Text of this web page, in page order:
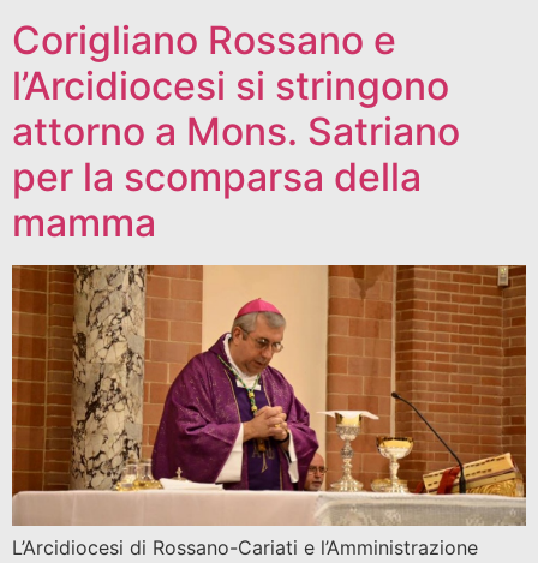
Corigliano Rossano e
l’Arcidiocesi si stringono
attorno a Mons. Satriano
per la scomparsa della
mamma
L’Arcidiocesi di Rossano-Cariati e l’Amministrazione